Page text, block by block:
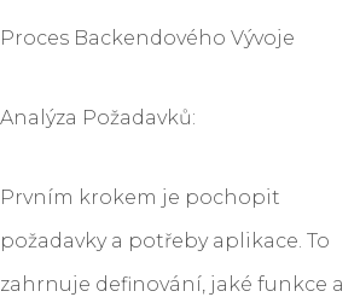
Proces Backendového Vývoje
Analýza Požadavků:
Prvním krokem je pochopit
požadavky a potřeby aplikace. To
zahrnuje definování, jaké funkce a